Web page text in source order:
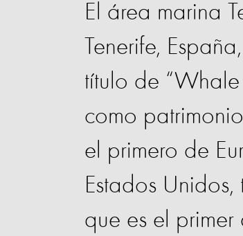
El área marina
Tenerife,
título de
como
el primero de
Estados
que es el